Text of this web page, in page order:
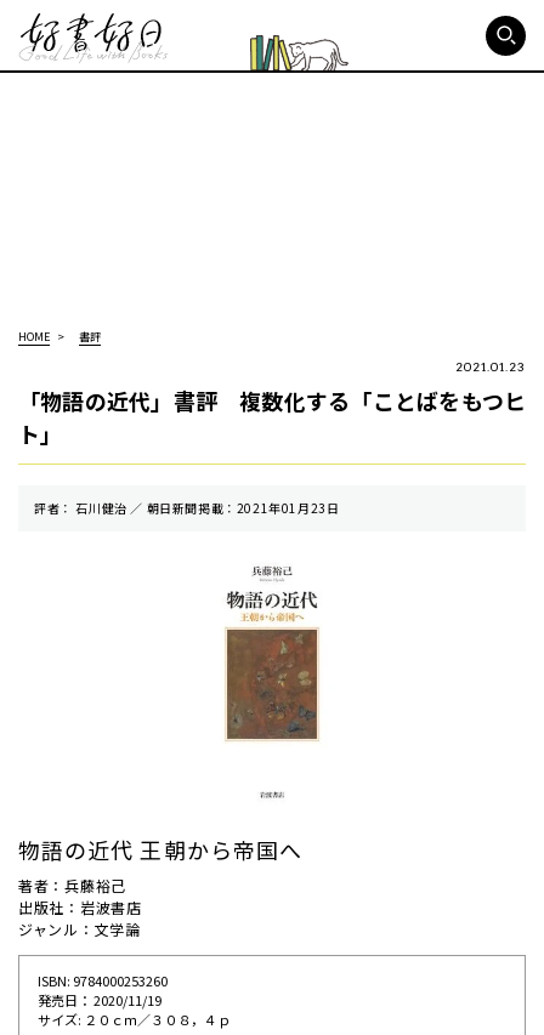
HOME 書評
2021.01.23
「物語の近代」書評 複数化する「ことばをもつヒ
ト」
評者： 石川健治 ／ 朝⽇新聞掲載：2021年01月23日
物語の近代 王朝から帝国へ
著者：兵藤裕己
出版社：岩波書店
ジャンル：文学論
ISBN: 9784000253260
発売⽇： 2020/11/19
サイズ: ２０ｃｍ／３０８，４ｐ